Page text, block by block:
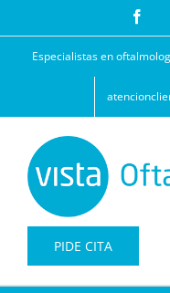
contenidoEspecialistas en
PIDE CITA